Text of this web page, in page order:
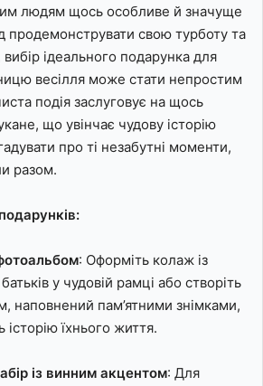
людям щось особливе й значуще
продемонструвати свою турботу та
ідеального подарунка для
весілля може стати непростим
подія заслуговує на щось
що увінчає чудову історію
про ті незабутні моменти,
разом.
: Оформіть колаж із
у чудовій рамці або створіть
наповнений пам’ятними знімками,
історію їхнього життя.
із винним акцентом: Для